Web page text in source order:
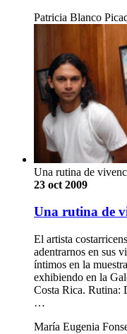
Patricia Blanco
Una rutina de
23 oct 2009
Una rutina de
El artista
adentrarnos en sus
íntimos en la
exhibiendo en la
Costa Rica. Rutina:
…
María Eugenia